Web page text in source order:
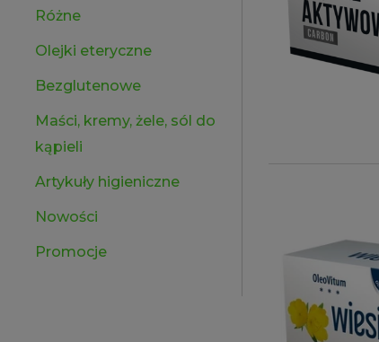
Różne
Olejki eteryczne
Bezglutenowe
Maści, kremy, żele, sól do
kąpieli
Artykuły higieniczne
Nowości
Promocje